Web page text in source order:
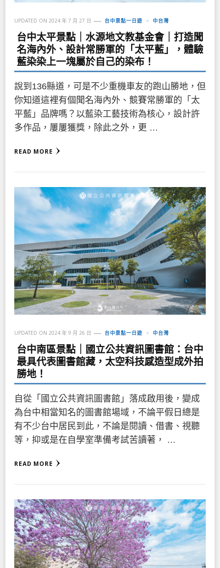
UPDATED ON 2024 年 7 月 27 日 台中景點一日遊 中台灣
台中太平景點｜水源地文教基金會｜打造聞
名海內外、設計常勝軍的「太平藍」，體驗
藍染染上一塊屬於自己的染布！
說到136縣道，可是不少重機車友的跑山勝地，但
你知道這裡有個聞名海內外、競賽常勝軍的「太
平藍」品牌嗎？以藍染工藝技術為核心，設計許
多作品，屢屢獲獎，除此之外，更 …
READ MORE
UPDATED ON 2024 年 9 月 26 日 台中景點一日遊 中台灣
台中南區景點｜國立公共資訊圖書館：台中
最具代表圖書館藏，太空科技感造型成外拍
勝地！
自從「國立公共資訊圖書館」落成啟用後，變成
為台中相當知名的圖書館場域，不論平假日總是
有不少台中居民到此，不論是閱讀、借書、視聽
等，抑或是在自學室準備考試苦讀著， …
READ MORE